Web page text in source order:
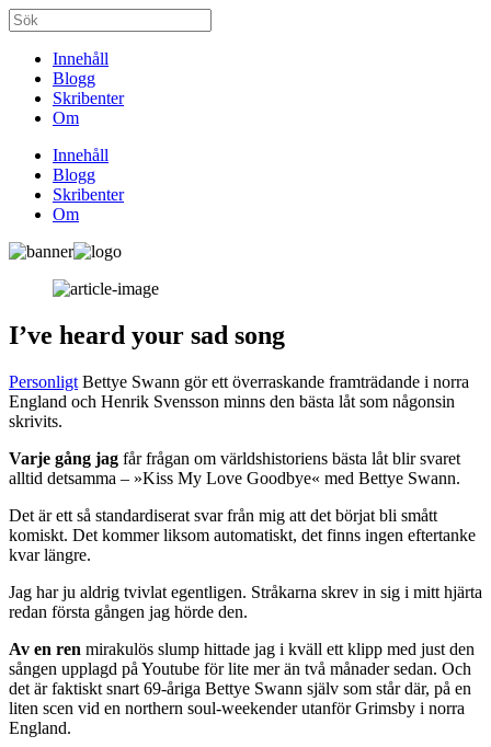
Innehåll
Blogg
Skribenter
Om
Innehåll
Blogg
Skribenter
Om
I’ve heard your sad song
Personligt Bettye Swann gör ett överraskande framträdande i norra
England och Henrik Svensson minns den bästa låt som någonsin
skrivits.
Varje gång jag får frågan om världshistoriens bästa låt blir svaret
alltid detsamma – »Kiss My Love Goodbye« med Bettye Swann.
Det är ett så standardiserat svar från mig att det börjat bli smått
komiskt. Det kommer liksom automatiskt, det finns ingen eftertanke
kvar längre.
Jag har ju aldrig tvivlat egentligen. Stråkarna skrev in sig i mitt hjärta
redan första gången jag hörde den.
Av en ren mirakulös slump hittade jag i kväll ett klipp med just den
sången upplagd på Youtube för lite mer än två månader sedan. Och
det är faktiskt snart 69-åriga Bettye Swann själv som står där, på en
liten scen vid en northern soul-weekender utanför Grimsby i norra
England.